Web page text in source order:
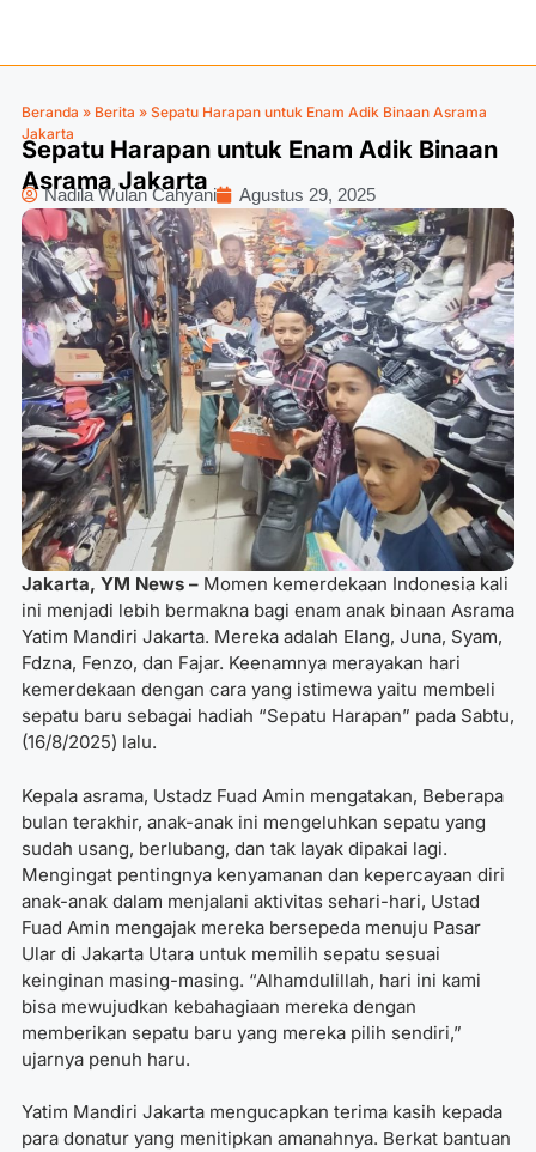
Beranda » Berita » Sepatu Harapan untuk Enam Adik Binaan Asrama
Jakarta
Sepatu Harapan untuk Enam Adik Binaan
Asrama Jakarta
Nadila Wulan Cahyani Agustus 29, 2025
Jakarta, YM News – Momen kemerdekaan Indonesia kali
ini menjadi lebih bermakna bagi enam anak binaan Asrama
Yatim Mandiri Jakarta. Mereka adalah Elang, Juna, Syam,
Fdzna, Fenzo, dan Fajar. Keenamnya merayakan hari
kemerdekaan dengan cara yang istimewa yaitu membeli
sepatu baru sebagai hadiah “Sepatu Harapan” pada Sabtu,
(16/8/2025) lalu.
Kepala asrama, Ustadz Fuad Amin mengatakan, Beberapa
bulan terakhir, anak-anak ini mengeluhkan sepatu yang
sudah usang, berlubang, dan tak layak dipakai lagi.
Mengingat pentingnya kenyamanan dan kepercayaan diri
anak-anak dalam menjalani aktivitas sehari-hari, Ustad
Fuad Amin mengajak mereka bersepeda menuju Pasar
Ular di Jakarta Utara untuk memilih sepatu sesuai
keinginan masing-masing. “Alhamdulillah, hari ini kami
bisa mewujudkan kebahagiaan mereka dengan
memberikan sepatu baru yang mereka pilih sendiri,”
ujarnya penuh haru.
Yatim Mandiri Jakarta mengucapkan terima kasih kepada
para donatur yang menitipkan amanahnya. Berkat bantuan